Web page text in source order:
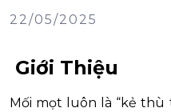
22/05/2025
Giới Thiệu
Mối mọt luôn là “kẻ thù